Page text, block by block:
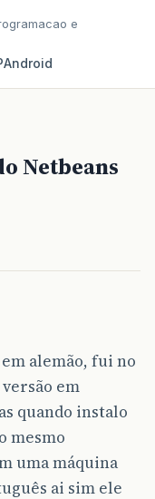
e
Android
Netbeans
alemão, fui no
em
quando instalo
mesmo
uma máquina
ai sim ele